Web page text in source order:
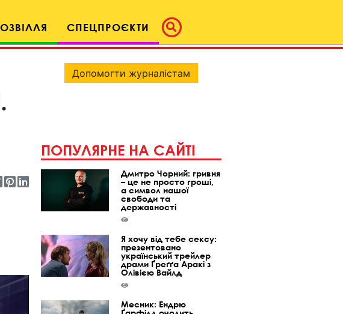
СПЕЦПРОЄКТИ
Допомогти журналістам
ПОПУЛЯРНЕ НА САЙТІ
Дмитро Чорний: гривня
– це не просто гроші,
а символ нашої
свободи та
державності
Я хочу від тебе сексу:
презентовано
український трейлер
драми Ґреґґа Аракі з
Олівією Вайлд
Месник: Ендрю